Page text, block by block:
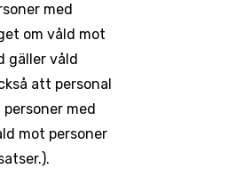
med
om våld mot
gäller våld
att personal
med
mot personer